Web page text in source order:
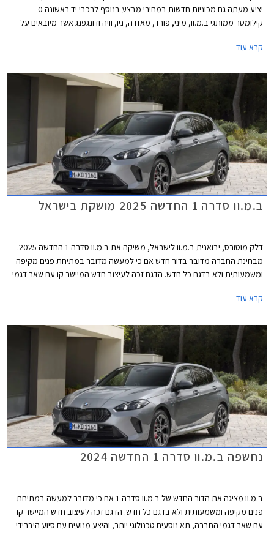
יציע מעתה גם מכוניות חדשות במחירי מבצע בנוסף לרכבי יד ראשונה 0
קילומטר ממותגי ב.מ.וו, מיני, פורד, מאזדה, ניו, וויה ודונגפנג אשר מיובאים על
קרא עוד
ב.מ.וו סדרה 1 החדשה 2025 מושקת בישראל
דלק מוטורס, יבואנית ב.מ.וו לישראל, משיקה את ב.מ.וו סדרה 1 החדשה 2025.
מבחינת החברה מדובר בדור חדש אם כי למעשה מדובר במתיחת פנים מקיפה
ומשמעותית ולא בדגם כל חדש. הדגם זכה לעיצוב חדש המיישר קו עם שאר דגמי
ישווק הדגם בגרסאות 120 ו- M135, כשבהמשך תגיע גרסת הכניסה 116.
קרא עוד
נחשפה ב.מ.וו סדרה 1 החדשה 2024
ב.מ.וו מציגה את הדור החדש של ב.מ.וו סדרה 1 אם כי מדובר למעשה במתיחת
פנים מקיפה ומשמעותית ולא בדגם כל חדש. הדגם זכה לעיצוב חדש המיישר קו
עם שאר דגמי החברה, תא נוסעים טכנולוגי יותר, והיצע מנועים עם סיוע היברידי